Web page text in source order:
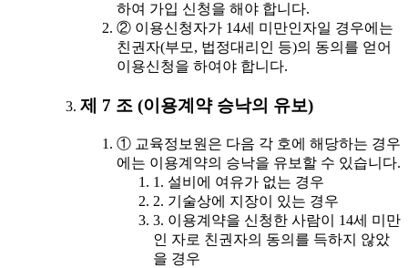
하여 가입 신청을 해야 합니다.
② 이용신청자가 14세 미만인자일 경우에는
친권자(부모, 법정대리인 등)의 동의를 얻어
이용신청을 하여야 합니다.
제 7 조 (이용계약 승낙의 유보)
① 교육정보원은 다음 각 호에 해당하는 경우
에는 이용계약의 승낙을 유보할 수 있습니다.
1. 설비에 여유가 없는 경우
2. 기술상에 지장이 있는 경우
3. 이용계약을 신청한 사람이 14세 미만
인 자로 친권자의 동의를 득하지 않았
을 경우